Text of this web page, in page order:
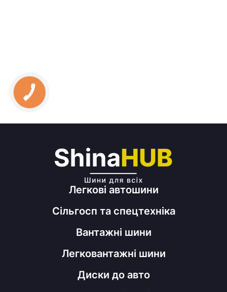
Легкові автошини
Сільгосп та спецтехніка
Вантажні шини
Легковантажні шини
Диски до авто